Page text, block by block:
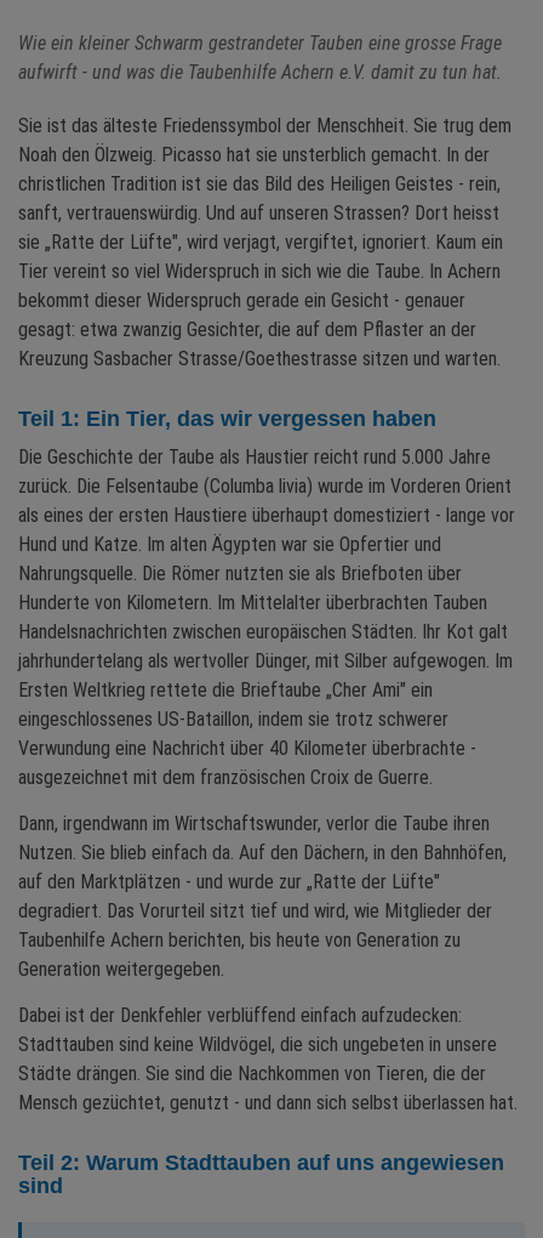
Wie ein kleiner Schwarm gestrandeter Tauben eine grosse Frage
aufwirft - und was die Taubenhilfe Achern e.V. damit zu tun hat.
Sie ist das älteste Friedenssymbol der Menschheit. Sie trug dem
Noah den Ölzweig. Picasso hat sie unsterblich gemacht. In der
christlichen Tradition ist sie das Bild des Heiligen Geistes - rein,
sanft, vertrauenswürdig. Und auf unseren Strassen? Dort heisst
sie „Ratte der Lüfte", wird verjagt, vergiftet, ignoriert. Kaum ein
Tier vereint so viel Widerspruch in sich wie die Taube. In Achern
bekommt dieser Widerspruch gerade ein Gesicht - genauer
gesagt: etwa zwanzig Gesichter, die auf dem Pflaster an der
Kreuzung Sasbacher Strasse/Goethestrasse sitzen und warten.
Teil 1: Ein Tier, das wir vergessen haben
Die Geschichte der Taube als Haustier reicht rund 5.000 Jahre
zurück. Die Felsentaube (Columba livia) wurde im Vorderen Orient
als eines der ersten Haustiere überhaupt domestiziert - lange vor
Hund und Katze. Im alten Ägypten war sie Opfertier und
Nahrungsquelle. Die Römer nutzten sie als Briefboten über
Hunderte von Kilometern. Im Mittelalter überbrachten Tauben
Handelsnachrichten zwischen europäischen Städten. Ihr Kot galt
jahrhundertelang als wertvoller Dünger, mit Silber aufgewogen. Im
Ersten Weltkrieg rettete die Brieftaube „Cher Ami" ein
eingeschlossenes US-Bataillon, indem sie trotz schwerer
Verwundung eine Nachricht über 40 Kilometer überbrachte -
ausgezeichnet mit dem französischen Croix de Guerre.
Dann, irgendwann im Wirtschaftswunder, verlor die Taube ihren
Nutzen. Sie blieb einfach da. Auf den Dächern, in den Bahnhöfen,
auf den Marktplätzen - und wurde zur „Ratte der Lüfte"
degradiert. Das Vorurteil sitzt tief und wird, wie Mitglieder der
Taubenhilfe Achern berichten, bis heute von Generation zu
Generation weitergegeben.
Dabei ist der Denkfehler verblüffend einfach aufzudecken:
Stadttauben sind keine Wildvögel, die sich ungebeten in unsere
Städte drängen. Sie sind die Nachkommen von Tieren, die der
Mensch gezüchtet, genutzt - und dann sich selbst überlassen hat.
Teil 2: Warum Stadttauben auf uns angewiesen
sind